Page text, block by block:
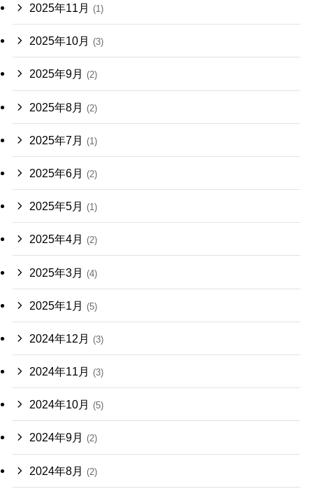
2025年11月 (1)
2025年10月 (3)
2025年9月 (2)
2025年8月 (2)
2025年7月 (1)
2025年6月 (2)
2025年5月 (1)
2025年4月 (2)
2025年3月 (4)
2025年1月 (5)
2024年12月 (3)
2024年11月 (3)
2024年10月 (5)
2024年9月 (2)
2024年8月 (2)